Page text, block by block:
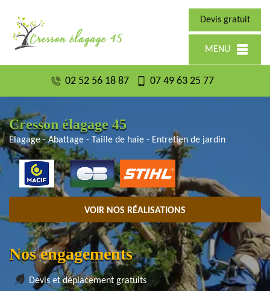
Devis gratuit
MENU
02 52 56 18 87 07 49 63 25 77
Cresson élagage 45
Elagage - Abattage - Taille de haie - Entretien de jardin
VOIR NOS RÉALISATIONS
Nos engagements
Devis et déplacement gratuits